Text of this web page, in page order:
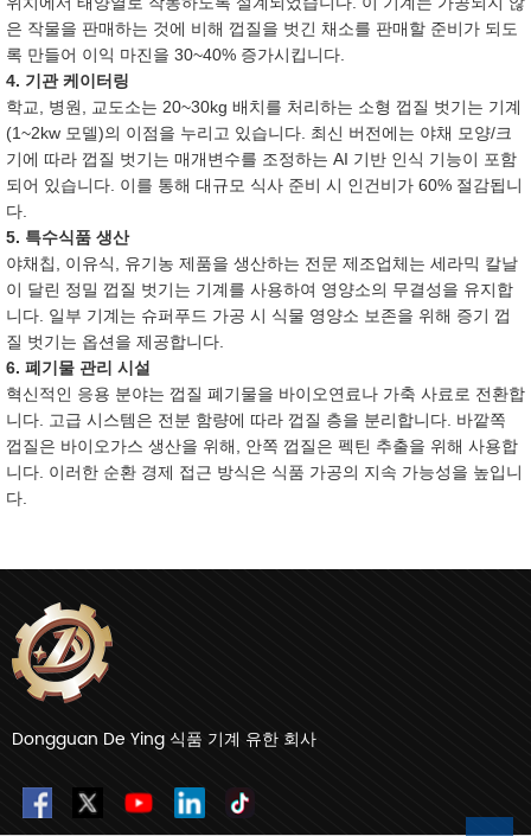
은 작물을 판매하는 것에 비해 껍질을 벗긴 채소를 판매할 준비가 되도
록 만들어 이익 마진을 30~40% 증가시킵니다.
4. 기관 케이터링
학교, 병원, 교도소는 20~30kg 배치를 처리하는 소형 껍질 벗기는 기계
(1~2kw 모델)의 이점을 누리고 있습니다. 최신 버전에는 야채 모양/크
기에 따라 껍질 벗기는 매개변수를 조정하는 AI 기반 인식 기능이 포함
되어 있습니다. 이를 통해 대규모 식사 준비 시 인건비가 60% 절감됩니
다.
5. 특수식품 생산
야채칩, 이유식, 유기농 제품을 생산하는 전문 제조업체는 세라믹 칼날
이 달린 정밀 껍질 벗기는 기계를 사용하여 영양소의 무결성을 유지합
니다. 일부 기계는 슈퍼푸드 가공 시 식물 영양소 보존을 위해 증기 껍
질 벗기는 옵션을 제공합니다.
6. 폐기물 관리 시설
혁신적인 응용 분야는 껍질 폐기물을 바이오연료나 가축 사료로 전환합
니다. 고급 시스템은 전분 함량에 따라 껍질 층을 분리합니다. 바깥쪽
껍질은 바이오가스 생산을 위해, 안쪽 껍질은 펙틴 추출을 위해 사용합
니다. 이러한 순환 경제 접근 방식은 식품 가공의 지속 가능성을 높입니
다.
Dongguan De Ying 식품 기계 유한 회사